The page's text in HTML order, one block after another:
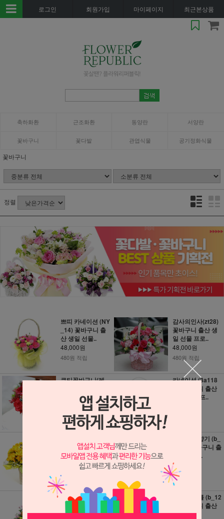
로그인 회원가입 마이페이지 최근본상품
축하화환 근조화환 동양란 서양란
꽃바구니 꽃다발 관엽식물 공기정화식물
꽃바구니
정렬
쁘띠 카네이션 (NY
_14) 꽃바구니 출
산 생일 선물..
48,000원
480원 적립
감사의인사(zt28)
꽃바구니 출산 생
일 선물 프로..
48,000원
480원 적립
큐티꽃바구니(레
바구니 출산 생..
48,000원
480원 적립
카네이션 (3a118
8) 꽃바구니 출산
생일 선물 프..
-121) 꽃바구니 출
산 생일 선..
48,000원
480원 적립
후리지아 향기 (b_
0112) 꽃바구니 출
산 생일 선..
48,000원
480원 적립
향기는 사랑을 남
기고 (b_0171) 꽃
바구니 출산..
행복한 나를 (b_12
0) 꽃바구니 출산
생일 선물..